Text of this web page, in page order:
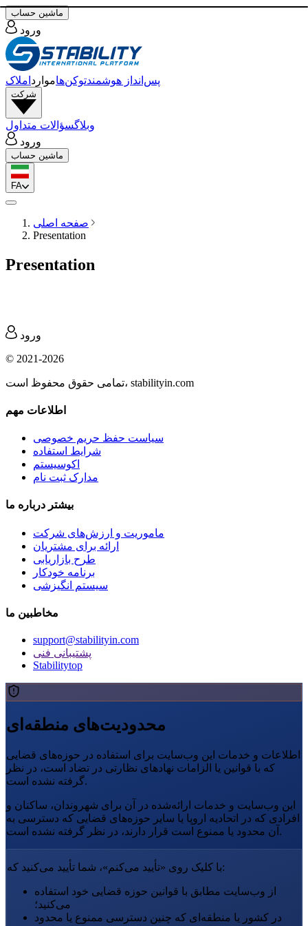
ماشین حساب
ورود
پس‌انداز هوشمندتوکن‌هاموارد املاک
شرکت
وبلاگسؤالات متداول
ورود
ماشین حساب
FA
صفحه اصلی
Presentation
Presentation
ورود
© 2021-2026
تمامی حقوق محفوظ است، stabilityin.com
اطلاعات مهم
سیاست حفظ حریم خصوصی
شرایط استفاده
اکوسیستم
مدارک ثبت نام
بیشتر درباره ما
ماموریت و ارزش‌های شرکت
ارائه برای مشتریان
طرح بازاریابی
برنامه خودکار
سیستم انگیزشی
مخاطبین ما
support@stabilityin.com
پشتیبانی فنی
Stabilitytop
محدودیت‌های منطقه‌ای
اطلاعات و خدمات این وب‌سایت برای استفاده در حوزه‌های قضایی
که با قوانین یا الزامات نهادهای نظارتی در تضاد است، در نظر
گرفته نشده است.
این وب‌سایت و خدمات ارائه‌شده در آن برای شهروندان، ساکنان و
افرادی که در اتحادیه اروپا یا سایر حوزه‌های قضایی که دسترسی به
آن محدود یا ممنوع است قرار دارند، در نظر گرفته نشده است.
با کلیک روی «تأیید می‌کنم»، شما تأیید می‌کنید که:
از وب‌سایت مطابق با قوانین حوزه قضایی خود استفاده
می‌کنید؛
در کشور یا منطقه‌ای که چنین دسترسی ممنوع یا محدود